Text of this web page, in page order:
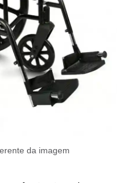
da imagem